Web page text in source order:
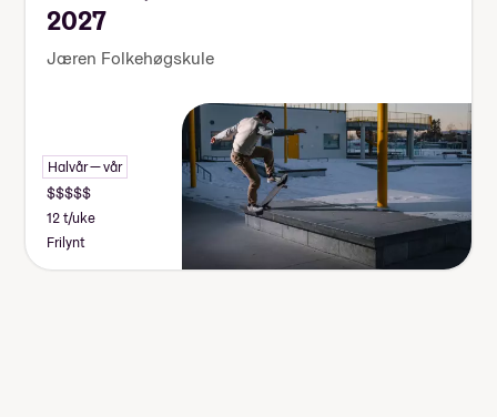
2027
Jæren Folkehøgskule
Halvår — vår
12 t/uke
Frilynt